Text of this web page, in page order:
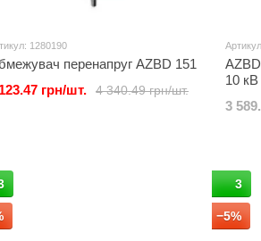
1280190
перенапруг AZBD 151
4 340.49 грн/шт.
грн/шт.
10 кВ
3
3
−5%